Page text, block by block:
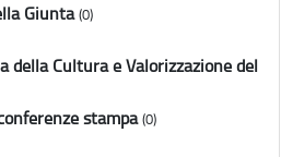
Giunta (0)
della Cultura e Valorizzazione del
stampa (0)